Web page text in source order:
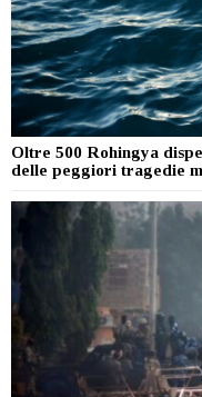
Oltre 500 Rohingya
delle peggiori tragedie